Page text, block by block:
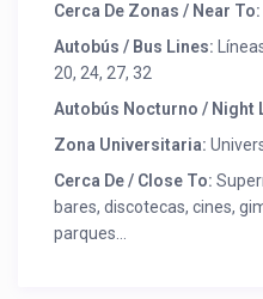
Cerca De Zonas / Near To:
Autobús / Bus Lines:
20, 24, 27, 32
Autobús Nocturno / Night
Zona Universitaria:
Cerca De / Close To:
bares, discotecas, cines,
parques…